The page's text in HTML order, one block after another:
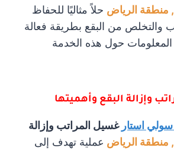
منطقة الرياض حلاً مثاليًا للحفاظ
والتخلص من البقع بطريقة فعالة
حول هذه الخدمة
وإزالة البقع وأهميتها
استار غسيل المراتب وإزالة
منطقة الرياض عملية تهدف إلى